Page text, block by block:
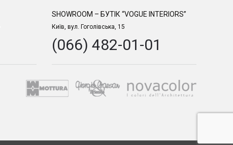
SHOWROOM – БУТІК “VOGUE INTERIORS”
Київ, вул. Гоголівська, 15
(066) 482-01-01